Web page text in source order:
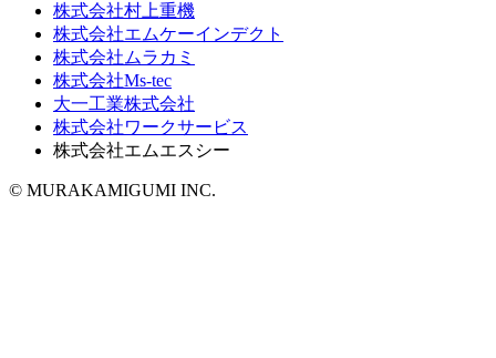
株式会社村上重機
株式会社エムケーインデクト
株式会社ムラカミ
株式会社Ms-tec
大一工業株式会社
株式会社ワークサービス
株式会社エムエスシー
© MURAKAMIGUMI INC.